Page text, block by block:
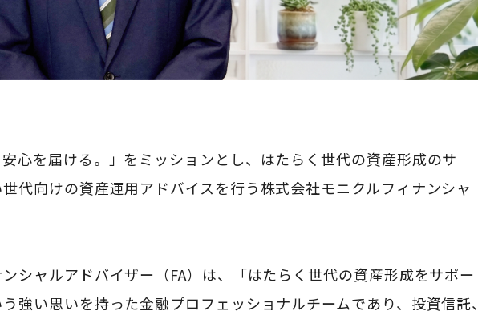
安心を届ける。」をミッションとし、はたらく世代の資産形成のサ
代向けの資産運用アドバイスを行う株式会社モニクルフィナンシャ
シャルアドバイザー（FA）は、「はたらく世代の資産形成をサポー
強い思いを持った金融プロフェッショナルチームであり、投資信託、